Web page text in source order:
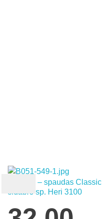
Rašiklis – spaudas Classic
sidabro sp. Heri 3100